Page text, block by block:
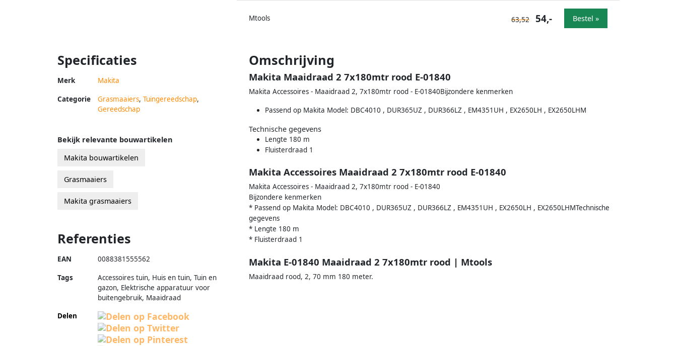
Mtools 63,52 54,- Bestel »
Specificaties
Merk Makita
Categorie Grasmaaiers, Tuingereedschap,
Gereedschap
Omschrijving
Makita Maaidraad 2 7x180mtr rood E-01840
Makita Accessoires - Maaidraad 2, 7x180mtr rood - E-01840Bijzondere kenmerken
Passend op Makita Model: DBC4010 , DUR365UZ , DUR366LZ , EM4351UH , EX2650LH , EX2650LHM
Technische gegevens
Lengte 180 m
Fluisterdraad 1
Makita Accessoires Maaidraad 2 7x180mtr rood E-01840
Makita Accessoires - Maaidraad 2, 7x180mtr rood - E-01840
Bijzondere kenmerken
* Passend op Makita Model: DBC4010 , DUR365UZ , DUR366LZ , EM4351UH , EX2650LH , EX2650LHMTechnische
gegevens
* Lengte 180 m
* Fluisterdraad 1
Makita E-01840 Maaidraad 2 7x180mtr rood | Mtools
Maaidraad rood, 2, 70 mm 180 meter.
Bekijk relevante bouwartikelen
Makita bouwartikelen
Grasmaaiers
Makita grasmaaiers
Referenties
EAN 0088381555562
Tags
Accessoires tuin, Huis en tuin, Tuin en
gazon, Elektrische apparatuur voor
buitengebruik, Maaidraad
Delen